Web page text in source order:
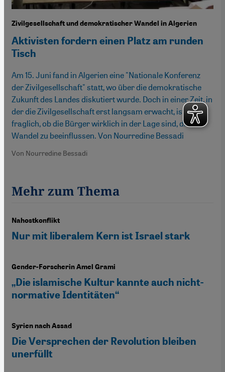
Zivilgesellschaft und demokratischer Wandel in Algerien
Aktivisten fordern einen Platz am runden
Tisch
Am 15. Juni fand in Algerien eine "Nationale Konferenz
der Zivilgesellschaft" statt, wo über die demokratische
Zukunft des Landes diskutiert wurde. Doch in einer Zeit, in
der die Zivilgesellschaft erst langsam erwacht, ist
fraglich, ob die Bürger wirklich in der Lage sind, diesen
Wandel zu beeinflussen. Von Nourredine Bessadi
Von Nourredine Bessadi
Mehr zum Thema
Nahostkonflikt
Nur mit liberalem Kern ist Israel stark
Gender-Forscherin Amel Grami
„Die islamische Kultur kannte auch nicht-
normative Identitäten“
Syrien nach Assad
Die Versprechen der Revolution bleiben
unerfüllt